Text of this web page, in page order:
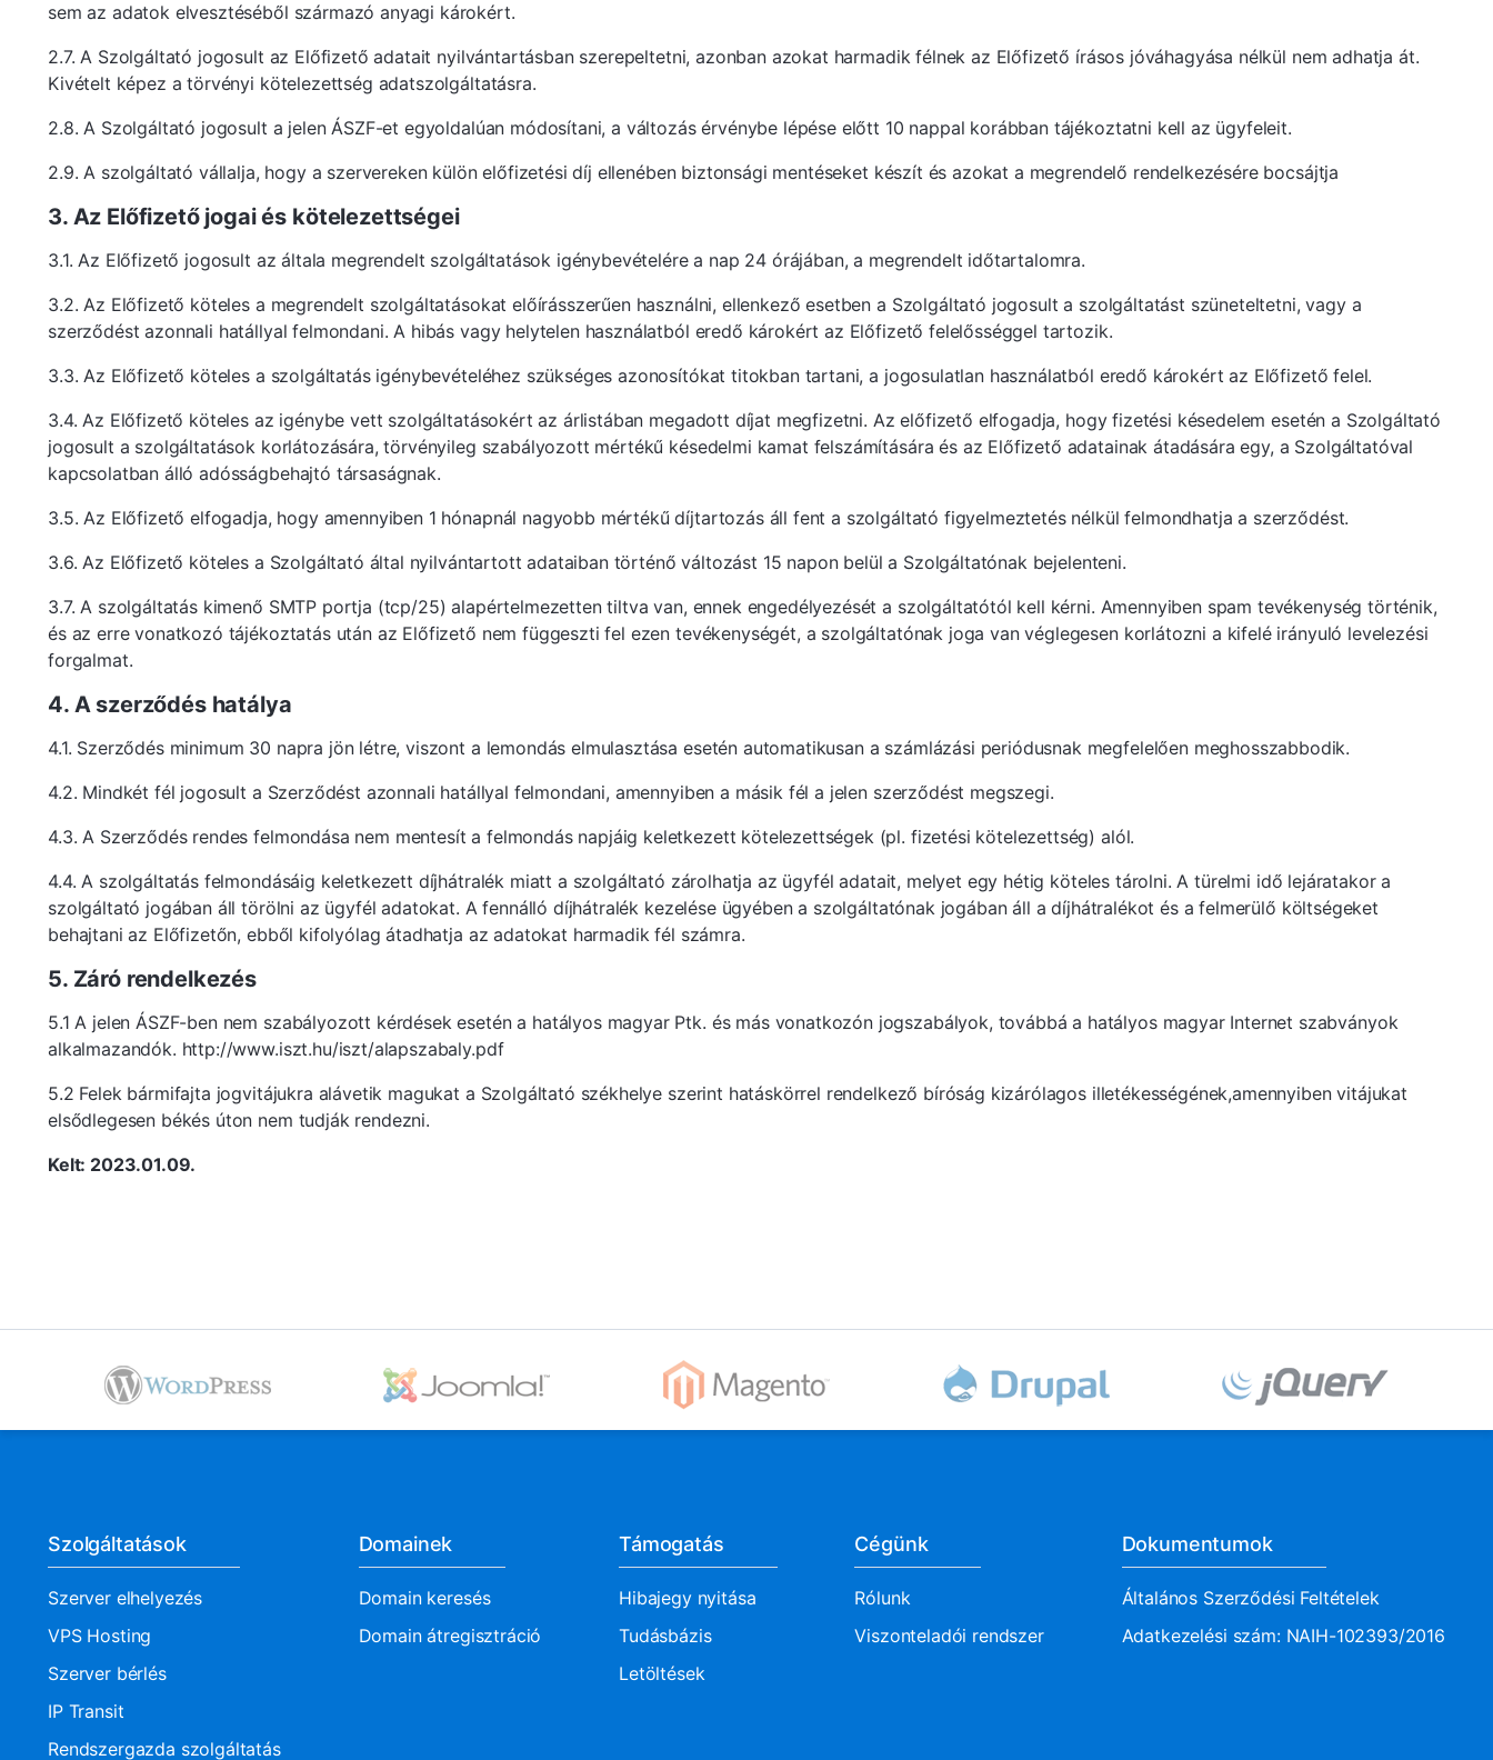
sem az adatok elvesztéséből származó anyagi károkért.
2.7. A Szolgáltató jogosult az Előfizető adatait nyilvántartásban szerepeltetni, azonban azokat harmadik félnek az Előfizető írásos jóváhagyása nélkül nem adhatja át.
Kivételt képez a törvényi kötelezettség adatszolgáltatásra.
2.8. A Szolgáltató jogosult a jelen ÁSZF-et egyoldalúan módosítani, a változás érvénybe lépése előtt 10 nappal korábban tájékoztatni kell az ügyfeleit.
2.9. A szolgáltató vállalja, hogy a szervereken külön előfizetési díj ellenében biztonsági mentéseket készít és azokat a megrendelő rendelkezésére bocsájtja
3. Az Előfizető jogai és kötelezettségei
3.1. Az Előfizető jogosult az általa megrendelt szolgáltatások igénybevételére a nap 24 órájában, a megrendelt időtartalomra.
3.2. Az Előfizető köteles a megrendelt szolgáltatásokat előírásszerűen használni, ellenkező esetben a Szolgáltató jogosult a szolgáltatást szüneteltetni, vagy a
szerződést azonnali hatállyal felmondani. A hibás vagy helytelen használatból eredő károkért az Előfizető felelősséggel tartozik.
3.3. Az Előfizető köteles a szolgáltatás igénybevételéhez szükséges azonosítókat titokban tartani, a jogosulatlan használatból eredő károkért az Előfizető felel.
3.4. Az Előfizető köteles az igénybe vett szolgáltatásokért az árlistában megadott díjat megfizetni. Az előfizető elfogadja, hogy fizetési késedelem esetén a Szolgáltató
jogosult a szolgáltatások korlátozására, törvényileg szabályozott mértékű késedelmi kamat felszámítására és az Előfizető adatainak átadására egy, a Szolgáltatóval
kapcsolatban álló adósságbehajtó társaságnak.
3.5. Az Előfizető elfogadja, hogy amennyiben 1 hónapnál nagyobb mértékű díjtartozás áll fent a szolgáltató figyelmeztetés nélkül felmondhatja a szerződést.
3.6. Az Előfizető köteles a Szolgáltató által nyilvántartott adataiban történő változást 15 napon belül a Szolgáltatónak bejelenteni.
3.7. A szolgáltatás kimenő SMTP portja (tcp/25) alapértelmezetten tiltva van, ennek engedélyezését a szolgáltatótól kell kérni. Amennyiben spam tevékenység történik,
és az erre vonatkozó tájékoztatás után az Előfizető nem függeszti fel ezen tevékenységét, a szolgáltatónak joga van véglegesen korlátozni a kifelé irányuló levelezési
forgalmat.
4. A szerződés hatálya
4.1. Szerződés minimum 30 napra jön létre, viszont a lemondás elmulasztása esetén automatikusan a számlázási periódusnak megfelelően meghosszabbodik.
4.2. Mindkét fél jogosult a Szerződést azonnali hatállyal felmondani, amennyiben a másik fél a jelen szerződést megszegi.
4.3. A Szerződés rendes felmondása nem mentesít a felmondás napjáig keletkezett kötelezettségek (pl. fizetési kötelezettség) alól.
4.4. A szolgáltatás felmondásáig keletkezett díjhátralék miatt a szolgáltató zárolhatja az ügyfél adatait, melyet egy hétig köteles tárolni. A türelmi idő lejáratakor a
szolgáltató jogában áll törölni az ügyfél adatokat. A fennálló díjhátralék kezelése ügyében a szolgáltatónak jogában áll a díjhátralékot és a felmerülő költségeket
behajtani az Előfizetőn, ebből kifolyólag átadhatja az adatokat harmadik fél számra.
5. Záró rendelkezés
5.1 A jelen ÁSZF-ben nem szabályozott kérdések esetén a hatályos magyar Ptk. és más vonatkozón jogszabályok, továbbá a hatályos magyar Internet szabványok
alkalmazandók. http://www.iszt.hu/iszt/alapszabaly.pdf
5.2 Felek bármifajta jogvitájukra alávetik magukat a Szolgáltató székhelye szerint hatáskörrel rendelkező bíróság kizárólagos illetékességének,amennyiben vitájukat
elsődlegesen békés úton nem tudják rendezni.
Kelt: 2023.01.09.
Szolgáltatások
Szerver elhelyezés
VPS Hosting
Szerver bérlés
IP Transit
Rendszergazda szolgáltatás
Domainek
Domain keresés
Domain átregisztráció
Támogatás
Hibajegy nyitása
Tudásbázis
Letöltések
Cégünk
Rólunk
Viszonteladói rendszer
Dokumentumok
Általános Szerződési Feltételek
Adatkezelési szám: NAIH-102393/2016